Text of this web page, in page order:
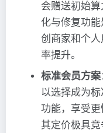
会赠送初始
化与修复功
创商家和个
率提升。
标准会员方案
以选择成为
功能，享受更
其定价极具